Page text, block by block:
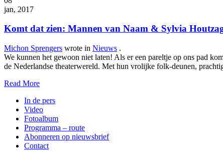
jan, 2017
Komt dat zien: Mannen van Naam & Sylvia
Michon Sprengers wrote in Nieuws .
We kunnen het gewoon niet laten! Als er een pareltje op ons pad
de Nederlandse theaterwereld. Met hun vrolijke folk-deunen,
Read More
In de pers
Video
Fotoalbum
Programma – route
Abonneren op nieuwsbrief
Contact